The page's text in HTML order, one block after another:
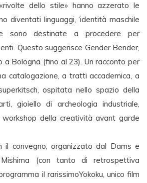
dello stile» hanno azzerato le
diventati linguaggi, ‘identità maschile
sono destinate a procedere per
Questo suggerisce Gender Bender,
a Bologna (fino al 23). Un racconto per
catalogazione, a tratti accademica, a
ospitata nello spazio della
gioiello di archeologia industriale,
della creatività avant garde
il convegno, organizzato dal Dams e
(con tanto di retrospettiva
il rarissimoYokoku, unico film